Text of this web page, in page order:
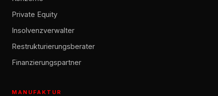
Private Equity
Insolvenzverwalter
Restrukturierungsberater
Finanzierungspartner
MANUFAKTUR